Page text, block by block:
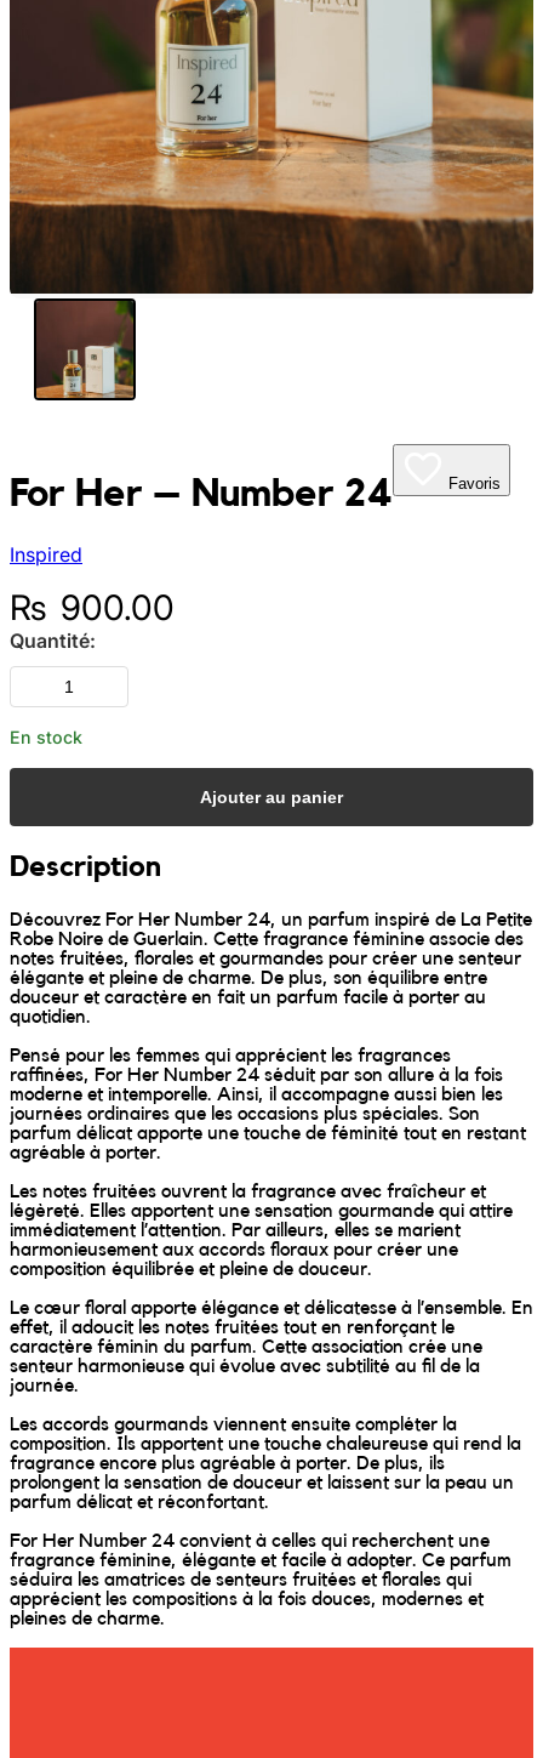
For Her – Number 24
Inspired
Favoris
₨ 900.00
Quantité:
En stock
Ajouter au panier
Description
Découvrez For Her Number 24, un parfum inspiré de La Petite
Robe Noire de Guerlain. Cette fragrance féminine associe des
notes fruitées, florales et gourmandes pour créer une senteur
élégante et pleine de charme. De plus, son équilibre entre
douceur et caractère en fait un parfum facile à porter au
quotidien.
Pensé pour les femmes qui apprécient les fragrances
raffinées, For Her Number 24 séduit par son allure à la fois
moderne et intemporelle. Ainsi, il accompagne aussi bien les
journées ordinaires que les occasions plus spéciales. Son
parfum délicat apporte une touche de féminité tout en restant
agréable à porter.
Les notes fruitées ouvrent la fragrance avec fraîcheur et
légèreté. Elles apportent une sensation gourmande qui attire
immédiatement l’attention. Par ailleurs, elles se marient
harmonieusement aux accords floraux pour créer une
composition équilibrée et pleine de douceur.
Le cœur floral apporte élégance et délicatesse à l’ensemble. En
effet, il adoucit les notes fruitées tout en renforçant le
caractère féminin du parfum. Cette association crée une
senteur harmonieuse qui évolue avec subtilité au fil de la
journée.
Les accords gourmands viennent ensuite compléter la
composition. Ils apportent une touche chaleureuse qui rend la
fragrance encore plus agréable à porter. De plus, ils
prolongent la sensation de douceur et laissent sur la peau un
parfum délicat et réconfortant.
For Her Number 24 convient à celles qui recherchent une
fragrance féminine, élégante et facile à adopter. Ce parfum
séduira les amatrices de senteurs fruitées et florales qui
apprécient les compositions à la fois douces, modernes et
pleines de charme.
Nature Artizan
Oopsie Daisy
Planty Mauritius
Saskia
The Sock Trader
The Kreol Republic
The Little Big People
Timo
Vizavi
Wally Plush Toys
Zimaz Kreol
ZOLA by Estelle
Les Inédites